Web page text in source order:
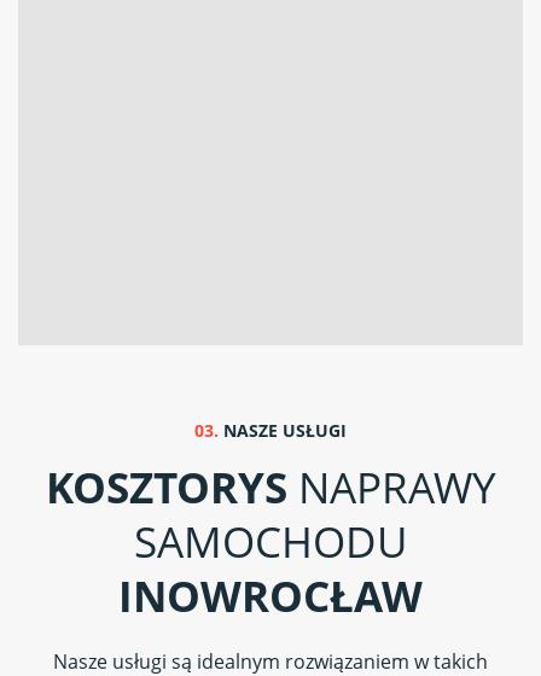
03. NASZE USŁUGI
KOSZTORYS NAPRAWY
SAMOCHODU
INOWROCŁAW
Nasze usługi są idealnym rozwiązaniem w takich